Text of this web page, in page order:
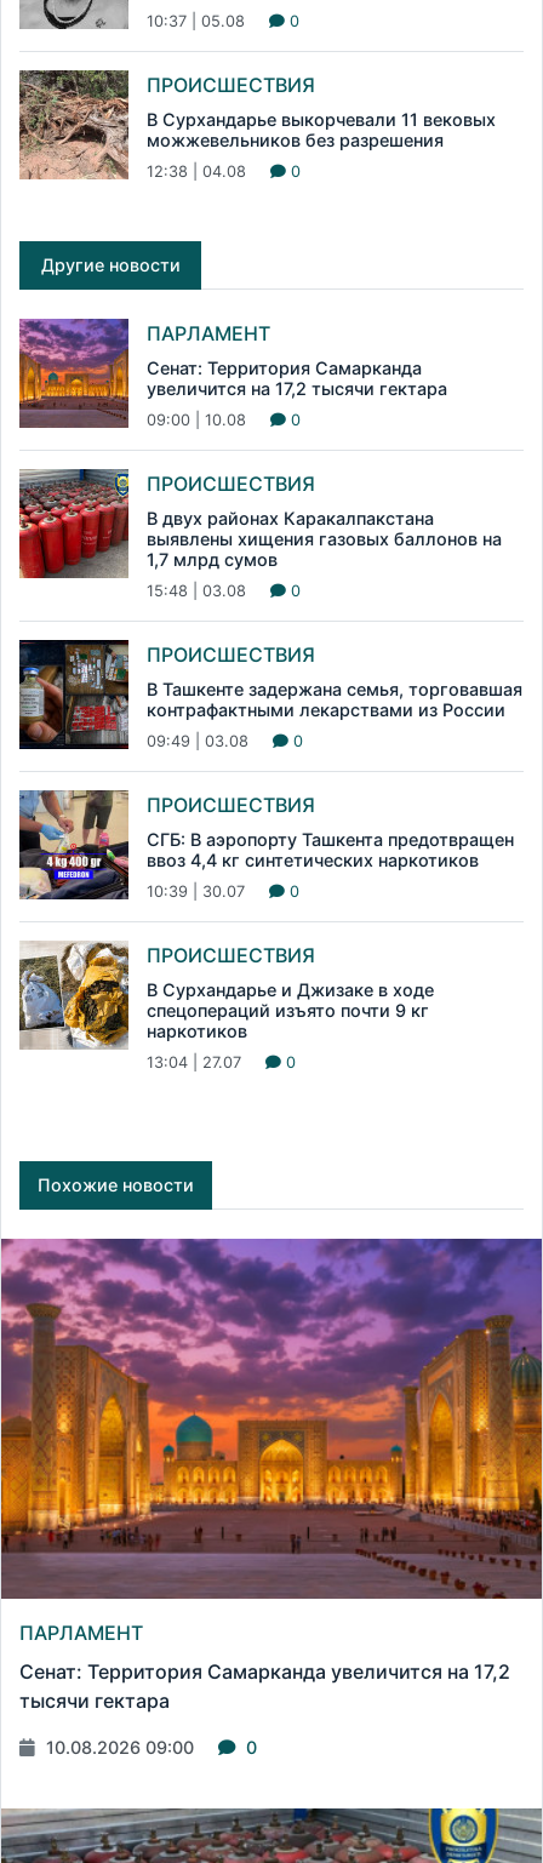
10:37 | 05.08 0
ПРОИСШЕСТВИЯ
В Сурхандарье выкорчевали 11 вековых
можжевельников без разрешения
12:38 | 04.08 0
Другие новости
ПАРЛАМЕНТ
Сенат: Территория Самарканда
увеличится на 17,2 тысячи гектара
09:00 | 10.08 0
ПРОИСШЕСТВИЯ
В двух районах Каракалпакстана
выявлены хищения газовых баллонов на
1,7 млрд сумов
15:48 | 03.08 0
ПРОИСШЕСТВИЯ
В Ташкенте задержана семья, торговавшая
контрафактными лекарствами из России
09:49 | 03.08 0
ПРОИСШЕСТВИЯ
СГБ: В аэропорту Ташкента предотвращен
ввоз 4,4 кг синтетических наркотиков
10:39 | 30.07 0
ПРОИСШЕСТВИЯ
В Сурхандарье и Джизаке в ходе
спецопераций изъято почти 9 кг
наркотиков
13:04 | 27.07 0
Похожие новости
ПАРЛАМЕНТ
Сенат: Территория Самарканда увеличится на 17,2
тысячи гектара
10.08.2026 09:00 0